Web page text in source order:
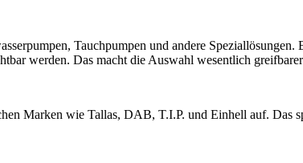
Tauchpumpen und andere Speziallösungen.
werden. Das macht die Auswahl wesentlich
Marken wie Tallas, DAB, T.I.P. und Einhell auf. Das